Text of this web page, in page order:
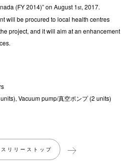
(FY 2014)” on August 1st, 2017.
will be procured to local health centres
project, and it will aim at an enhancement
Vacuum pump/真空ポンプ (2 units)
リリーストップ